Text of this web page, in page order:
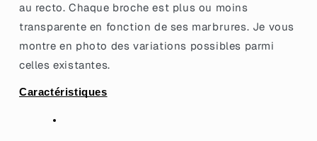
au recto. Chaque broche est plus ou moins
transparente en fonction de ses marbrures. Je vous
montre en photo des variations possibles parmi
celles existantes.
Caractéristiques